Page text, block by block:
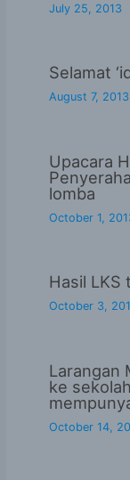
July 25, 2013
Selamat
August 7, 2013
Upacara
lomba
October 1,
Hasil LKS
October 3,
Larangan
ke
October 14,